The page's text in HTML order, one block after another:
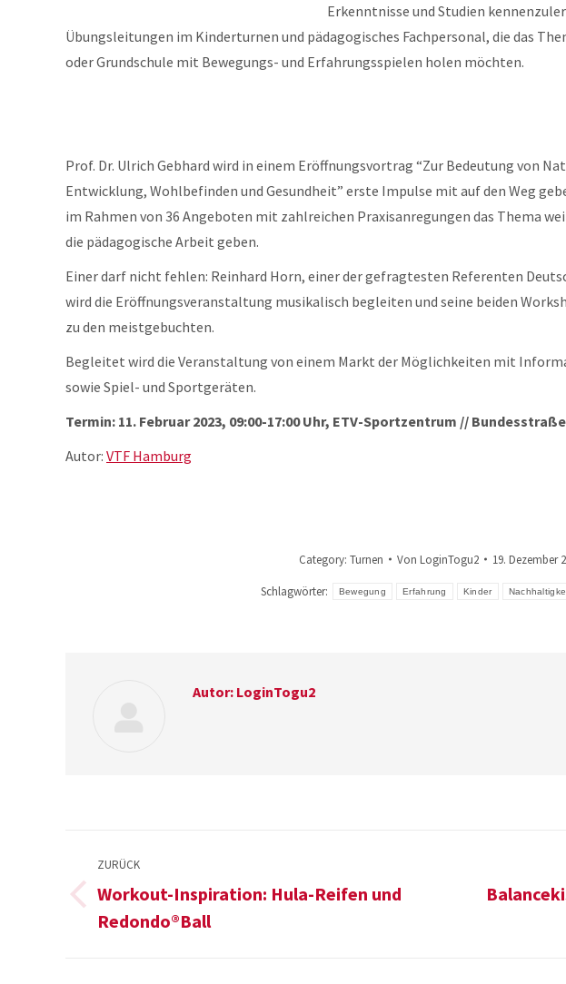
Erkenntnisse und Studien
Übungsleitungen im Kinderturnen und pädagogisches Fachpersonal, die das
oder Grundschule mit Bewegungs- und Erfahrungsspielen holen möchten.
Prof. Dr. Ulrich Gebhard wird in einem Eröffnungsvortrag “Zur Bedeutung von
Entwicklung, Wohlbefinden und Gesundheit” erste Impulse mit auf den Weg
im Rahmen von 36 Angeboten mit zahlreichen Praxisanregungen das Thema
die pädagogische Arbeit geben.
Einer darf nicht fehlen: Reinhard Horn, einer der gefragtesten Referenten
wird die Eröffnungsveranstaltung musikalisch begleiten und seine beiden
zu den meistgebuchten.
Begleitet wird die Veranstaltung von einem Markt der Möglichkeiten mit
sowie Spiel- und Sportgeräten.
Termin: 11. Februar 2023, 09:00-17:00 Uhr, ETV-Sportzentrum //
Autor: VTF Hamburg
Category: Turnen Von LoginTogu2 19. Dezember
Schlagwörter: Bewegung Erfahrung Kinder
Autor: LoginTogu2
Kommentarnavigation
ZURÜCK
Vorheriger
Beitrag:
Workout-Inspiration: Hula-Reifen und
Redondo®Ball
Nächster